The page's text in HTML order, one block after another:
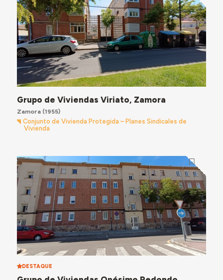
Grupo de Viviendas Viriato, Zamora
Zamora(1955)
Conjunto de Vivienda Protegida – Planes Sindicales de
Vivienda
DESTAQUE